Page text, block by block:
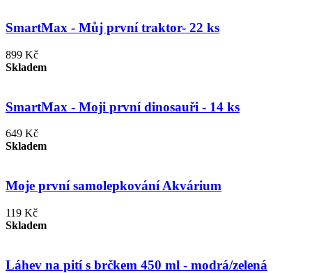
SmartMax - Můj první traktor- 22 ks
899 Kč
Skladem
SmartMax - Moji první dinosauři - 14 ks
649 Kč
Skladem
Moje první samolepkování Akvárium
119 Kč
Skladem
Láhev na pití s brčkem 450 ml - modrá/zelená